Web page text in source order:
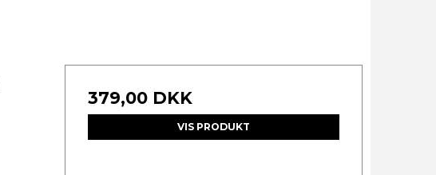
379,00 DKK
VIS PRODUKT